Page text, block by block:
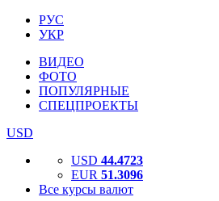
РУС
УКР
ВИДЕО
ФОТО
ПОПУЛЯРНЫЕ
СПЕЦПРОЕКТЫ
USD
USD 44.4723
EUR 51.3096
Все курсы валют